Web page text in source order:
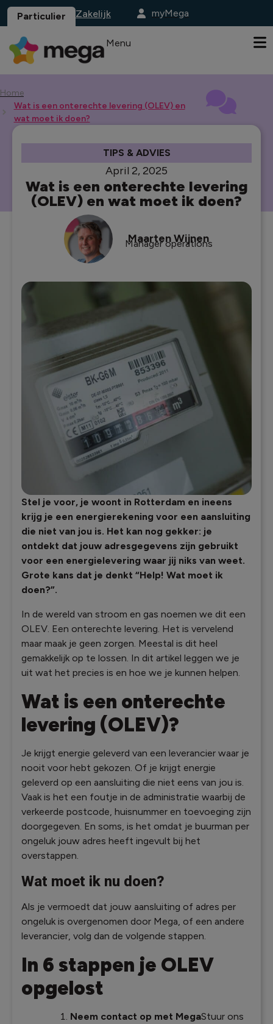
Particulier Zakelijk myMega
Menu
Home
Wat is een onterechte levering (OLEV) en
wat moet ik doen?
TIPS & ADVIES
April 2, 2025
Wat is een onterechte levering
(OLEV) en wat moet ik doen?
Maarten Wijnen
Manager operations
Stel je voor, je woont in Rotterdam en ineens
krijg je een energierekening voor een aansluiting
die niet van jou is. Het kan nog gekker: je
ontdekt dat jouw adresgegevens zijn gebruikt
voor een energielevering waar jij niks van weet.
Grote kans dat je denkt “Help! Wat moet ik
doen?”.
In de wereld van stroom en gas noemen we dit een
OLEV. Een onterechte levering. Het is vervelend
maar maak je geen zorgen. Meestal is dit heel
gemakkelijk op te lossen. In dit artikel leggen we je
uit wat het precies is en hoe we je kunnen helpen.
Wat is een onterechte
levering (OLEV)?
Je krijgt energie geleverd van een leverancier waar je
nooit voor hebt gekozen. Of je krijgt energie
geleverd op een aansluiting die niet eens van jou is.
Vaak is het een foutje in de administratie waarbij de
verkeerde postcode, huisnummer en toevoeging zijn
doorgegeven. En soms, is het omdat je buurman per
ongeluk jouw adres heeft ingevult bij het
overstappen.
Wat moet ik nu doen?
Als je vermoedt dat jouw aansluiting of adres per
ongeluk is overgenomen door Mega, of een andere
leverancier, volg dan de volgende stappen.
In 6 stappen je OLEV
opgelost
Neem contact op met MegaStuur ons